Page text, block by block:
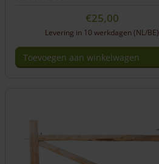
€25,00
Levering in 10 werkdagen (NL/BE)
Toevoegen aan winkelwagen